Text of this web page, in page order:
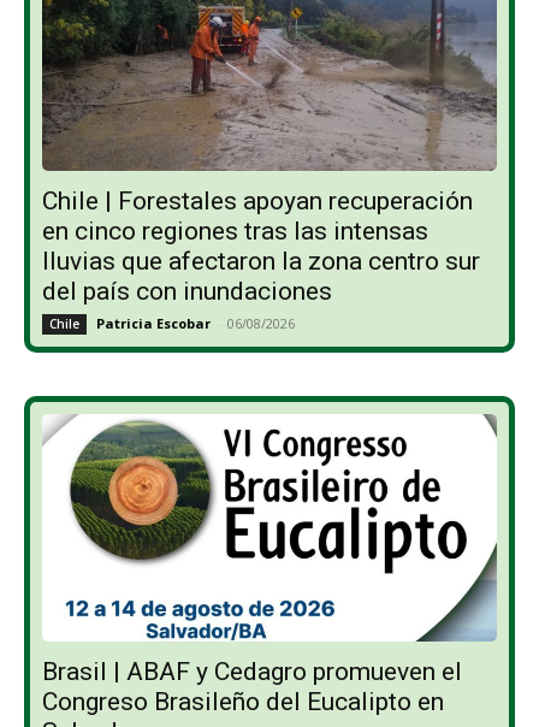
Chile | Forestales apoyan recuperación
en cinco regiones tras las intensas
lluvias que afectaron la zona centro sur
del país con inundaciones
Chile Patricia Escobar - 06/08/2026
Brasil | ABAF y Cedagro promueven el
Congreso Brasileño del Eucalipto en